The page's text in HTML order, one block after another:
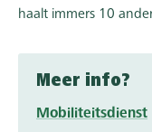
haalt immers 10
Meer info?
Mobiliteitsdienst